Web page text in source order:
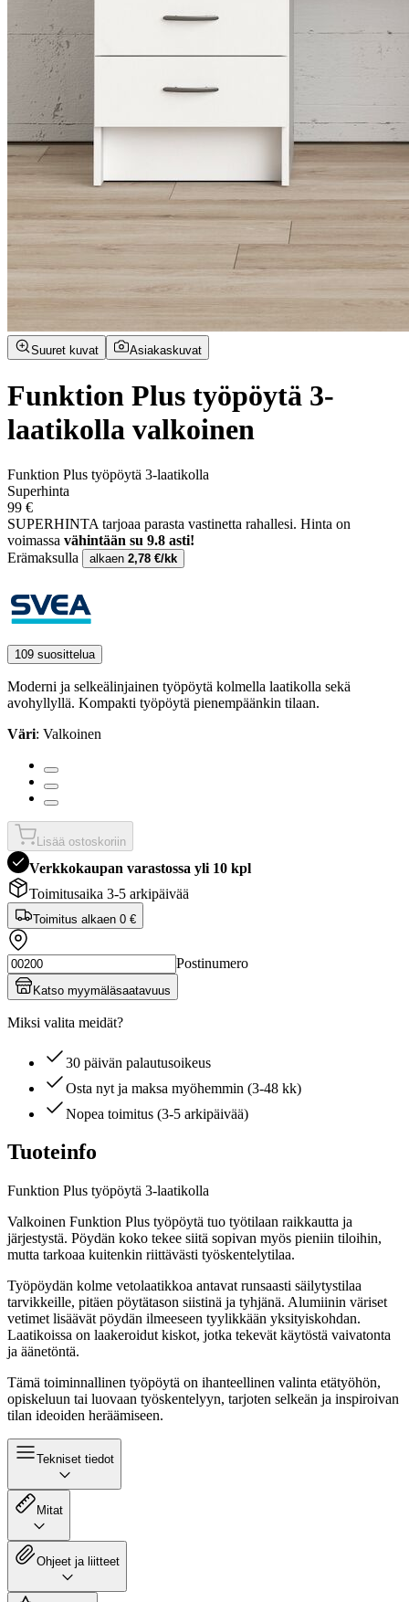
Suuret kuvat Asiakaskuvat
Funktion Plus työpöytä 3-
laatikolla valkoinen
Funktion Plus työpöytä 3-laatikolla
Superhinta
99 €
SUPERHINTA tarjoaa parasta vastinetta rahallesi. Hinta on
voimassa vähintään su 9.8 asti!
Erämaksulla
alkaen 2,78 €/kk
109 suosittelua
Moderni ja selkeälinjainen työpöytä kolmella laatikolla sekä
avohyllyllä. Kompakti työpöytä pienempäänkin tilaan.
Väri: Valkoinen
Lisää ostoskoriin
Verkkokaupan varastossa yli 10 kpl
Toimitusaika 3-5 arkipäivää
Toimitus alkaen 0 €
Postinumero
Katso myymäläsaatavuus
Miksi valita meidät?
30 päivän palautusoikeus
Osta nyt ja maksa myöhemmin (3-48 kk)
Nopea toimitus (3-5 arkipäivää)
Tuoteinfo
Funktion Plus työpöytä 3-laatikolla
Valkoinen Funktion Plus työpöytä tuo työtilaan raikkautta ja
järjestystä. Pöydän koko tekee siitä sopivan myös pieniin tiloihin,
mutta tarkoaa kuitenkin riittävästi työskentelytilaa.
Työpöydän kolme vetolaatikkoa antavat runsaasti säilytystilaa
tarvikkeille, pitäen pöytätason siistinä ja tyhjänä. Alumiinin väriset
vetimet lisäävät pöydän ilmeeseen tyylikkään yksityiskohdan.
Laatikoissa on laakeroidut kiskot, jotka tekevät käytöstä vaivatonta
ja äänetöntä.
Tämä toiminnallinen työpöytä on ihanteellinen valinta etätyöhön,
opiskeluun tai luovaan työskentelyyn, tarjoten selkeän ja inspiroivan
tilan ideoiden heräämiseen.
Tekniset tiedot
Mitat
Ohjeet ja liitteet